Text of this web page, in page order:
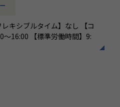
熟度を向上させる翻訳を実
行状況を共有する定期会議の
グ資料や成功事例を格納する
クショップ：両地域の知識共
）。
キシブルタイム】なし 【コ
～16:00 【標準労働時間】9:
： 有（月平均20時間）